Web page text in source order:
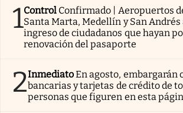
1Control Confirmado | Aeropuertos
Santa Marta, Medellín y San
ingreso de ciudadanos que hayan
renovación del pasaporte
2InmediatoEn agosto, embargarán
bancarias y tarjetas de crédito de
personas que figuren en esta